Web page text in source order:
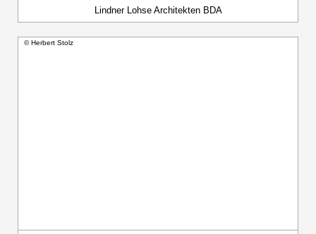
Lindner Lohse Architekten BDA
© Herbert Stolz